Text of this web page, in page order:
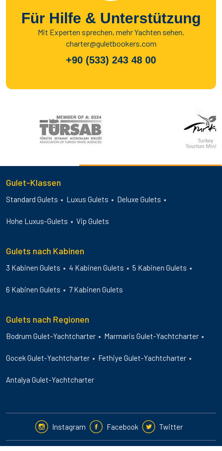
Für Hilfe & Unterstützung
Mit Experten sprechen, mehr Yachten sehen.
charter@guletbookers.com
+90 (533) 243 48 00
Gulet-Klassen
Standard Gulets Luxus Gulets Deluxe Gulets
Hohe Luxus-Gulets Vip Gulets
Gulets nach Kabinen
3 Kabinen Gulets 4 Kabinen Gulets 5 Kabinen Gulets
6 Kabinen Gulets 7 Kabinen Gulets
Gulets nach Regionen
Bodrum Gulet-Yachtcharter Marmaris Gulet-Yachtcharter
Gocek Gulet-Yachtcharter Fethiye Gulet-Yachtcharter
Antalya Gulet-Yachtcharter
Instagram Facebook Twitter